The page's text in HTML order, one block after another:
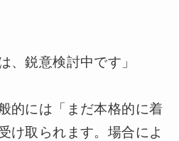
、鋭意検討中です」
的には「まだ本格的に着
け取られます。場合によ